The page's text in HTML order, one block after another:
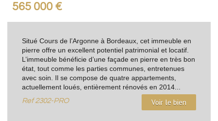
565 000 €
Situé Cours de l’Argonne à Bordeaux, cet immeuble en
pierre offre un excellent potentiel patrimonial et locatif.
L’immeuble bénéficie d’une façade en pierre en très bon
état, tout comme les parties communes, entretenues
avec soin. Il se compose de quatre appartements,
actuellement loués, entièrement rénovés en 2014...
Ref2302-PRO Voir le bien